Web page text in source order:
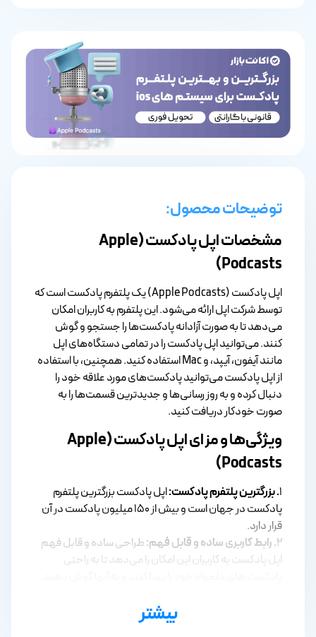
توضیحات محصول:
مشخصات اپل پادکست (Apple
Podcasts)
اپل پادکست (Apple Podcasts) یک پلتفرم پادکست است که
توسط شرکت اپل ارائه می‌شود. این پلتفرم به کاربران امکان
می‌دهد تا به صورت آزادانه پادکست‌ها را جستجو و گوش
کنند. می‌توانید اپل پادکست را در تمامی دستگاه‌های اپل
مانند آیفون، آیپد، و Mac استفاده کنید. همچنین، با استفاده
از اپل پادکست می‌توانید پادکست‌های مورد علاقه خود را
دنبال کرده و به روز رسانی‌ها و جدیدترین قسمت‌ها را به
صورت خودکار دریافت کنید.
ویژگی‌ها و مزای اپل پادکست (Apple
Podcasts)
۱. بزرگترین پلتفرم پادکست:اپل پادکست بزرگترین پلتفرم
پادکست در جهان است و بیش از ۱۵۰ میلیون پادکست در آن
قرار دارد.
۲. رابط کاربری ساده و قابل فهم:طراحی ساده و قابل فهم
اپل پادکست به کاربران این امکان را می‌دهد تا به راحتی
قابلیت جستجوی هوشمند میتواند پادکست های مرتبط را
براساس عنوان، نویسنده و موضوع راهنمایی کند.
بیشتر